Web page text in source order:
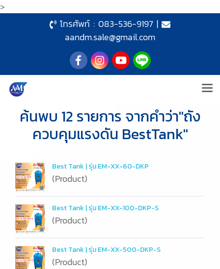
>
โทรศัพท์ : 083-536-9197|
aandm.sale@gmail.com
ค้นพบ 12 รายการ จากคำว่า"ถัง
ควบคุมแรงดัน BestTank"
Best Tank | รุ่น EM-XX-60-DKP
(Product)
Best Tank | รุ่น EM-XX-100-DKP-S
(Product)
Best Tank | รุ่น EM-XX-500-DKP-S
(Product)